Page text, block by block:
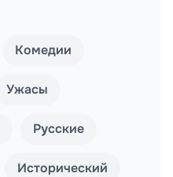
Комедии
Ужасы
Русские
Исторический